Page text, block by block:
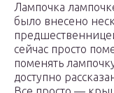
Лампочка
было внесено
сейчас просто
поменять
доступно